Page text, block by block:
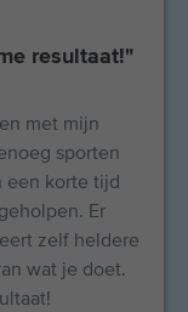
resultaat!"
met mijn
sporten
een korte tijd
Er
zelf heldere
wat je doet.